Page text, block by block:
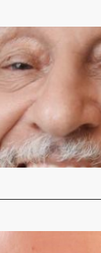
branco, tantas